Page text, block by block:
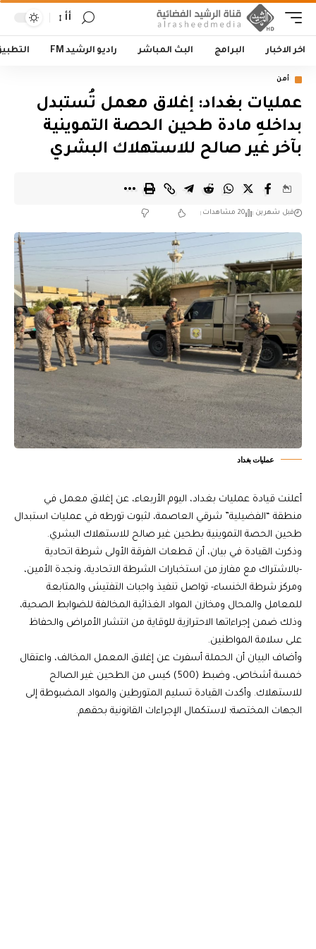
أأ
اخر الاخبار البرامج البث المباشر راديو الرشيد FM
أمن
عمليات بغداد: إغلاق معمل تُستبدل
بداخلهِ مادة طحين الحصة التموينية
بآخر غير صالح للاستهلاك البشري
قبل شهرين 20 مشاهدات
عمليات بغداد
أعلنت قيادة عمليات بغداد، اليوم الأربعاء، عن إغلاق معمل في
منطقة “الفضيلية” شرقي العاصمة، لثبوت تورطه في عمليات استبدال
طحين الحصة التموينية بطحين غير صالح للاستهلاك البشري.
وذكرت القيادة في بيان، أن قطعات الفرقة الأولى شرطة اتحادية
-بالاشتراك مع مفارز من استخبارات الشرطة الاتحادية، ونجدة الأمين،
ومركز شرطة الخنساء- تواصل تنفيذ واجبات التفتيش والمتابعة
للمعامل والمحال ومخازن المواد الغذائية المخالفة للضوابط الصحية،
وذلك ضمن إجراءاتها الاحترازية للوقاية من انتشار الأمراض والحفاظ
على سلامة المواطنين.
وأضاف البيان أن الحملة أسفرت عن إغلاق المعمل المخالف، واعتقال
خمسة أشخاص، وضبط (500) كيس من الطحين غير الصالح
للاستهلاك. وأكدت القيادة تسليم المتورطين والمواد المضبوطة إلى
الجهات المختصة؛ لاستكمال الإجراءات القانونية بحقهم.